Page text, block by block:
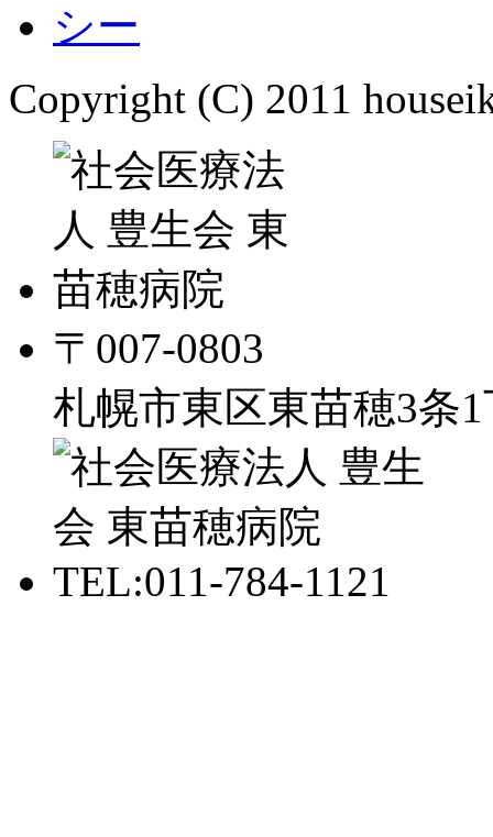
Copyright (C) 2011
〒007-0803
札幌市東区東苗穂3条